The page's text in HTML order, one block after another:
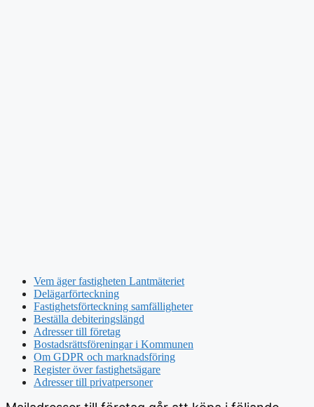
Vem äger fastigheten Lantmäteriet
Delägarförteckning
Fastighetsförteckning samfälligheter
Beställa debiteringslängd
Adresser till företag
Bostadsrättsföreningar i Kommunen
Om GDPR och marknadsföring
Register över fastighetsägare
Adresser till privatpersoner